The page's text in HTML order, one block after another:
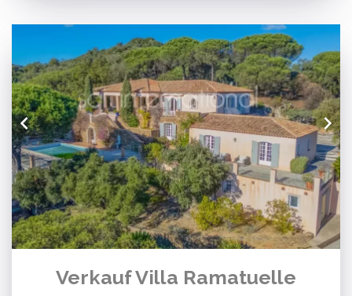
Verkauf Villa Ramatuelle